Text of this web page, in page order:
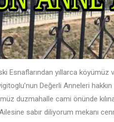
Esnaflarından yıllarca köyümüz
Değerli Anneleri
duzmahalle cami önünde
sabır diliyorum mekanı